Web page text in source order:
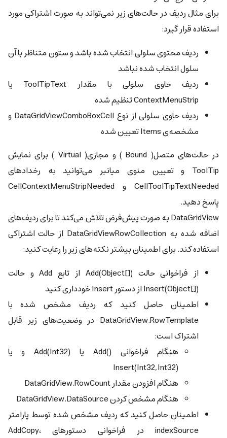
برای مثال ردیف در حالت‌های زیر نمی‌تواند به صورت اشتراکی مورد
استفاده قرار گیرد:
ردیف محتوی سلولی انتخاب شده باشد و ستون متناظر با آن
سلول انتخاب شده نباشد
ردیف حاوی سلولی با مقدار ToolTipText یا
ContextMenuStrip تنظیم شده
ردیف حاوی سلولی از نوع DataGridViewComboBoxCell و
مشخصه‌ی Items تعیین شده
در حالت‌های متصل( Bound ) و مجازی( Virtual ) برای نمایش
ToolTip و تعیین منوی میانبر می‌توانید به رخدادهای
CellToolTipTextNeeded و CellContextMenuStripNeeded
پاسخ دهید.
DataGridView به صورت پیش‌فرض تلاش می‌کند تا برای ردیف‌های
اضافه شده به DataGridViewRowCollection از حالت اشتراکی
استفاده کند. برای اطمینان بیشتر نکته‌های زیر را رعایت کنید:
از فراخوانی حالت Add(Object[])‎ از تابع Add و حالت
Insert(Object[])‎ از دستور Insert خودداری کنید
اطمینان حاصل کنید که ردیف مشخص شده با
DataGridView.RowTemplate در وضعیت‌های زیر قابل
اشتراک است:
هنگام فراخوانی Add()‎ یا Add(Int32)‎ و یا
Insert(Int32,Int32)‎
هنگام افزودن مقدار DataGridView.RowCount
هنگام مشخص کردن DataGridView.DataSource
اطمینان حاصل کنید که ردیف مشخص شده توسط پارامتر
indexSource در فراخوانی دستورهای AddCopy،